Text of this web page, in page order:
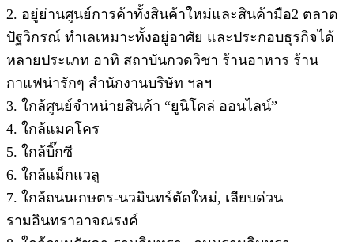
2. อยู่ย่านศูนย์การค้าทั้งสินค้าใหม่และสินค้ามือ2 ตลาด
ปัฐวิกรณ์ ทำเลเหมาะทั้งอยู่อาศัย และประกอบธุรกิจได้
หลายประเภท อาทิ สถาบันกวดวิชา ร้านอาหาร ร้าน
กาแฟน่ารักๆ สำนักงานบริษัท ฯลฯ
3. ใกล้ศูนย์จำหน่ายสินค้า “ยูนิโคล่ ออนไลน์”
4. ใกล้แมคโคร
5. ใกล้บิ๊กซี
6. ใกล้แม็กแวลู
7. ใกล้ถนนเกษตร-นวมินทร์ตัดใหม่, เลียบด่วน
รามอินทราอาจณรงค์